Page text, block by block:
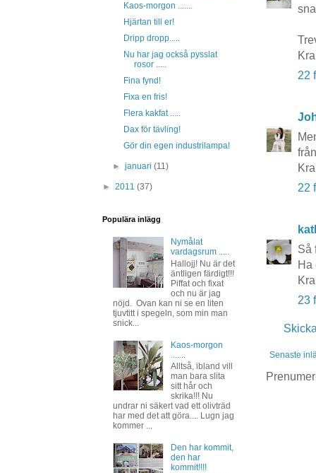
22
22
Så
Ha
23
Senaste
Kaos-morgon .......
Hjärtan till er!
Dripp dropp.....
Nu har jag också pysslat
rosor .....
Fina fynd!
Fixa en fris!
Flera kakfat .....
Dax för tävling!
Gör din egen industrilampa!
►januari(11)
► 2011 (37)
Populära inlägg
Nymålat
vardagsrum .....
Hallojj! Nu är det
äntligen färdigt!!!
Piffat och fixat
och nu är jag
nöjd. Ovan kan ni se en liten
tjuvtitt i spegeln, som min man
snick...
Kaos-morgon
Alltså, ibland vill
man bara slita
sitt hår och
skrika!!! Nu
undrar ni säkert vad ett olivträd
har med det att göra.... Lugn jag
kommer ...
Den har kommit,
den har
kommit!!!!